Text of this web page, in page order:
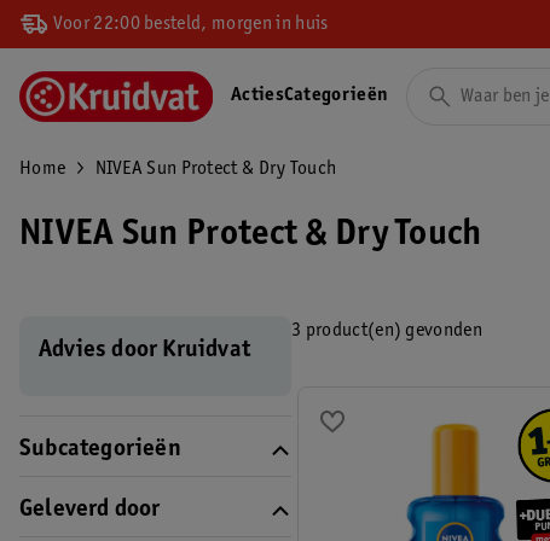
Voor 22:00 besteld, morgen in huis
ActiesCategorieën
Home NIVEA Sun Protect & Dry Touch
NIVEA Sun Protect & Dry Touch
Advies door Kruidvat
Subcategorieën
Geleverd door
3 product(en) gevonden